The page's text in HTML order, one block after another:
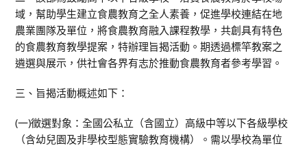
域，幫助學生建立食農教育之全人素養，促進學校連結在地
農業團隊及單位，將食農教育融入課程教學，共創具有特色
的食農教育教學提案，特辦理旨揭活動。期透過標竿教案之
遴選與展示，供社會各界有志於推動食農教育者參考學習。
三、旨揭活動概述如下：
(一)徵選對象：全國公私立（含國立）高級中等以下各級學校
（含幼兒園及非學校型態實驗教育機構）。需以學校為單位